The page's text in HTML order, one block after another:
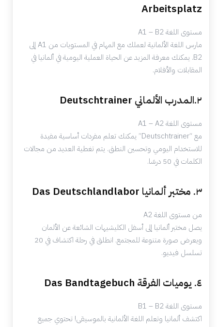
Arbeitsplatz
مستوى اللغة A1 – B2
مارس اللغة الألمانية لعملك مع المهام في المستويات من A1 إلى
B2. يمكنك معرفة المزيد عن الحياة العملية اليومية في ألمانيا في
المقابلات والأفلام.
٢.المدرب الألماني
مستوى اللغة A1 – A2
مع “Deutschtrainer” يمكنك تعلم مفردات أساسية مفيدة
للاستخدام اليومي وتحسين النطق. يتم تغطية العديد من مجالات
الكلمات في 50 درسًا.
٣. مختبر ألمانيا Das Deutschlandlabor
من مستوى اللغة A2
يصل مختبر ألمانيا إلى أسفل الكليشيهات الشائعة عن الألمان
ويعرض صورة متنوعة للمجتمع. انطلق في رحلة اكتشاف في 20
تسلسل فيديو.
٤. يوميات الفرقة Das Bandtagebuch
مستوى اللغة B1 – B2
اكتشف ألمانيا وتعلم اللغة الألمانية بالموسيقى! تحتوي جميع